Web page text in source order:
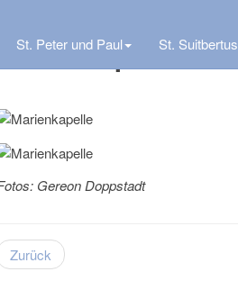
St. Peter und Paul St. Suitbertus
Peter und Paul Ratingen
Marienkapelle
Gereon Doppstadt
Zurück